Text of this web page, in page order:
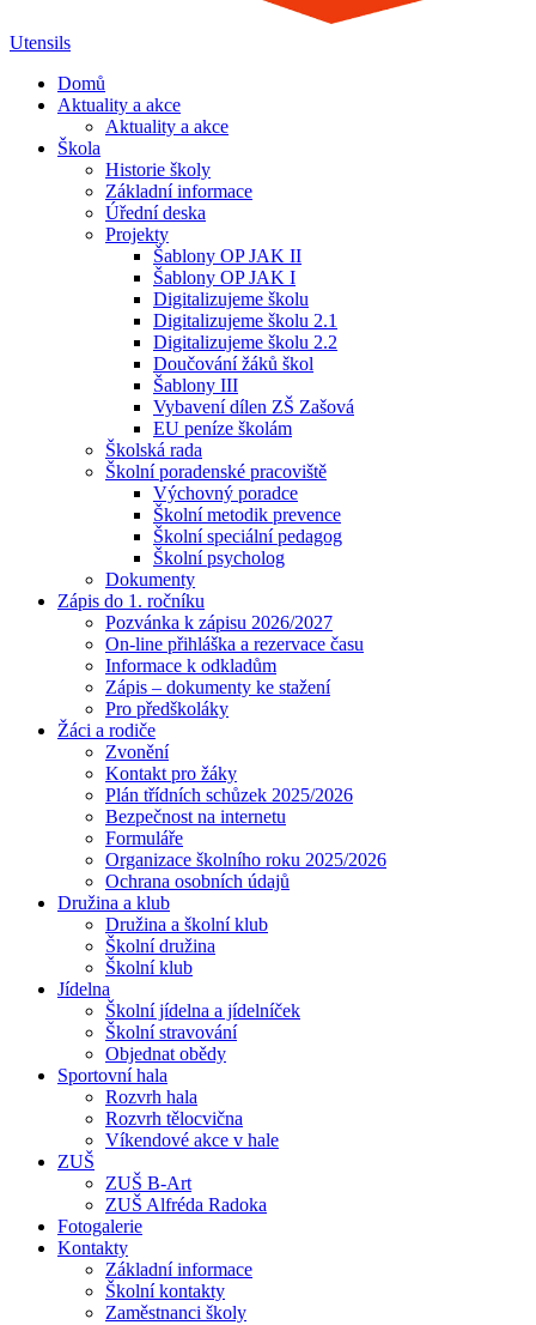
Utensils
Domů
Aktuality a akce
Aktuality a akce
Škola
Historie školy
Základní informace
Úřední deska
Projekty
Šablony OP JAK II
Šablony OP JAK I
Digitalizujeme školu
Digitalizujeme školu 2.1
Digitalizujeme školu 2.2
Doučování žáků škol
Šablony III
Vybavení dílen ZŠ Zašová
EU peníze školám
Školská rada
Školní poradenské pracoviště
Výchovný poradce
Školní metodik prevence
Školní speciální pedagog
Školní psycholog
Dokumenty
Zápis do 1. ročníku
Pozvánka k zápisu 2026/2027
On-line přihláška a rezervace času
Informace k odkladům
Zápis – dokumenty ke stažení
Pro předškoláky
Žáci a rodiče
Zvonění
Kontakt pro žáky
Plán třídních schůzek 2025/2026
Bezpečnost na internetu
Formuláře
Organizace školního roku 2025/2026
Ochrana osobních údajů
Družina a klub
Družina a školní klub
Školní družina
Školní klub
Jídelna
Školní jídelna a jídelníček
Školní stravování
Objednat obědy
Sportovní hala
Rozvrh hala
Rozvrh tělocvična
Víkendové akce v hale
ZUŠ
ZUŠ B-Art
ZUŠ Alfréda Radoka
Fotogalerie
Kontakty
Základní informace
Školní kontakty
Zaměstnanci školy